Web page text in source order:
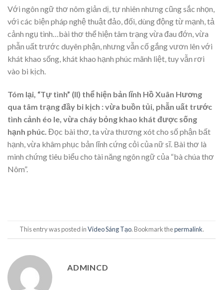
Với ngôn ngữ thơ nôm giản dị, tự nhiên nhưng cũng sắc nhọn,
với các biện pháp nghệ thuật đảo, đối, dùng động từ mạnh, tả
cảnh ngụ tình…bài thơ thể hiện tâm trạng vừa đau đớn, vừa
phẫn uất trước duyên phận, nhưng vẫn cố gắng vươn lên với
khát khao sống, khát khao hạnh phúc mãnh liệt, tuy vẫn rơi
vào bi kịch.
Tóm lại, “Tự tình” (II) thể hiện bản lĩnh Hồ Xuân Hương
qua tâm trạng đầy bi kịch : vừa buồn tủi, phẫn uất trước
tình cảnh éo le, vừa cháy bỏng khao khát được sống
hạnh phúc. Đọc bài thơ, ta vừa thương xót cho số phận bất
hạnh, vừa khâm phục bản lĩnh cứng cỏi của nữ sĩ. Bài thơ là
minh chứng tiêu biểu cho tài năng ngôn ngữ của “bà chúa thơ
Nôm”.
This entry was posted inVideo Sáng Tạo. Bookmark thepermalink.
ADMINCD